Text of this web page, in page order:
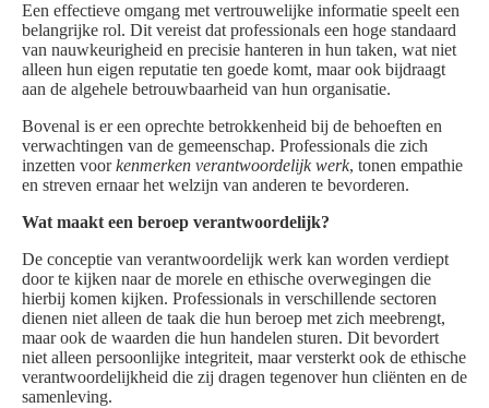
Een effectieve omgang met vertrouwelijke informatie speelt een
belangrijke rol. Dit vereist dat professionals een hoge standaard
van nauwkeurigheid en precisie hanteren in hun taken, wat niet
alleen hun eigen reputatie ten goede komt, maar ook bijdraagt
aan de algehele betrouwbaarheid van hun organisatie.
Bovenal is er een oprechte betrokkenheid bij de behoeften en
verwachtingen van de gemeenschap. Professionals die zich
inzetten voorkenmerken verantwoordelijk werk, tonen empathie
en streven ernaar het welzijn van anderen te bevorderen.
Wat maakt een beroep verantwoordelijk?
De conceptie van verantwoordelijk werk kan worden verdiept
door te kijken naar de morele en ethische overwegingen die
hierbij komen kijken. Professionals in verschillende sectoren
dienen niet alleen de taak die hun beroep met zich meebrengt,
maar ook de waarden die hun handelen sturen. Dit bevordert
niet alleen persoonlijke integriteit, maar versterkt ook de ethische
verantwoordelijkheid die zij dragen tegenover hun cliënten en de
samenleving.